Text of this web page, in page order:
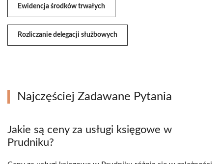
Ewidencja środków trwałych
Rozliczanie delegacji służbowych
Najczęściej Zadawane Pytania
Jakie są ceny za usługi księgowe w
Prudniku?